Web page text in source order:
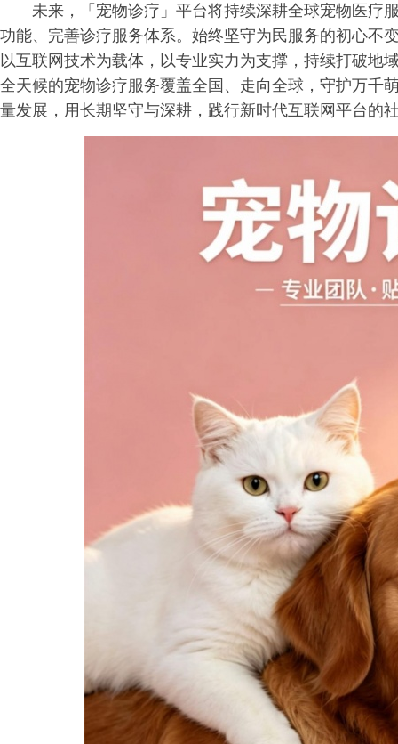
未来，「宠物诊疗」平台将持续深耕全球宠物医疗
功能、完善诊疗服务体系。始终坚守为民服务的初心不
以互联网技术为载体，以专业实力为支撑，持续打破地
全天候的宠物诊疗服务覆盖全国、走向全球，守护万千
量发展，用长期坚守与深耕，践行新时代互联网平台的